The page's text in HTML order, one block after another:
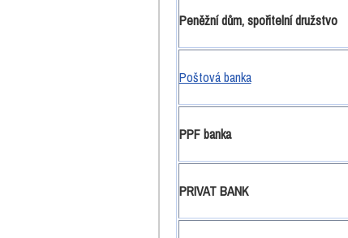
Peněžní dům, spořitelní družstvo
Poštová banka
PPF banka
PRIVAT BANK